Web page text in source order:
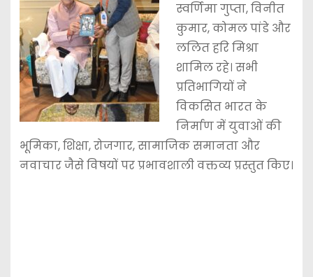
स्वर्णिमा गुप्ता, विनीत
कुमार, कोमल पांडे और
ललित हरि मिश्रा
शामिल रहे। सभी
प्रतिभागियों ने
विकसित भारत के
निर्माण में युवाओं की
भूमिका, शिक्षा, रोजगार, सामाजिक समानता और
नवाचार जैसे विषयों पर प्रभावशाली वक्तव्य प्रस्तुत किए।